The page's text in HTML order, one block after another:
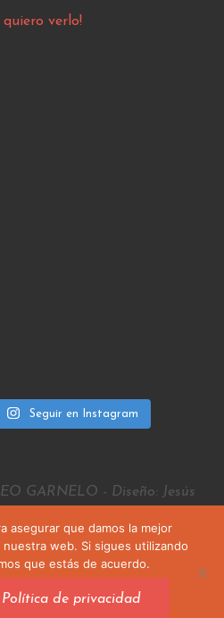
Seguir en Instagram
GARNELO - Diseño: Jesús
asegurar que damos la mejor
web. Si sigues utilizando
que estás de acuerdo.
Política de privacidad